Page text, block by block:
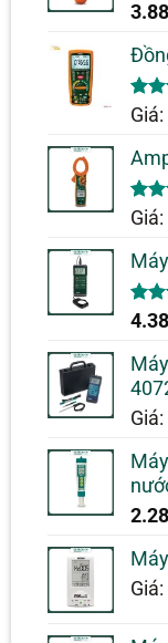
5.00
1
5.00
1
đánh
5.00
1
đánh